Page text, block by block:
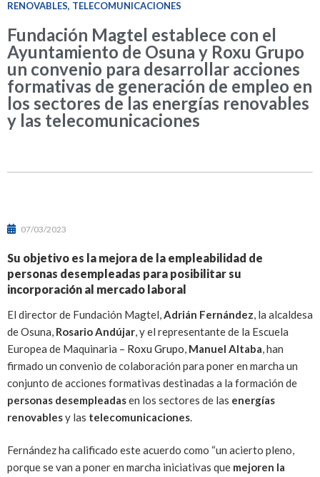
RENOVABLES, TELECOMUNICACIONES
Fundación Magtel establece con el
Ayuntamiento de Osuna y Roxu Grupo
un convenio para desarrollar acciones
formativas de generación de empleo en
los sectores de las energías renovables
y las telecomunicaciones
07/03/2023
Su objetivo es la mejora de la empleabilidad de
personas desempleadas para posibilitar su
incorporación al mercado laboral
El director de Fundación Magtel, Adrián Fernández , la alcaldesa
de Osuna, Rosario Andújar , y el representante de la Escuela
Europea de Maquinaria – Roxu Grupo Manuel Altaba , han
firmado un convenio de colaboración para poner en marcha un
conjunto de acciones formativas destinadas a la formación de
personas desempleadasen los sectores de las energías
renovablesy las telecomunicaciones
Fernández ha calificado este acuerdo como “un acierto pleno,
porque se van a poner en marcha iniciativas que mejoren la